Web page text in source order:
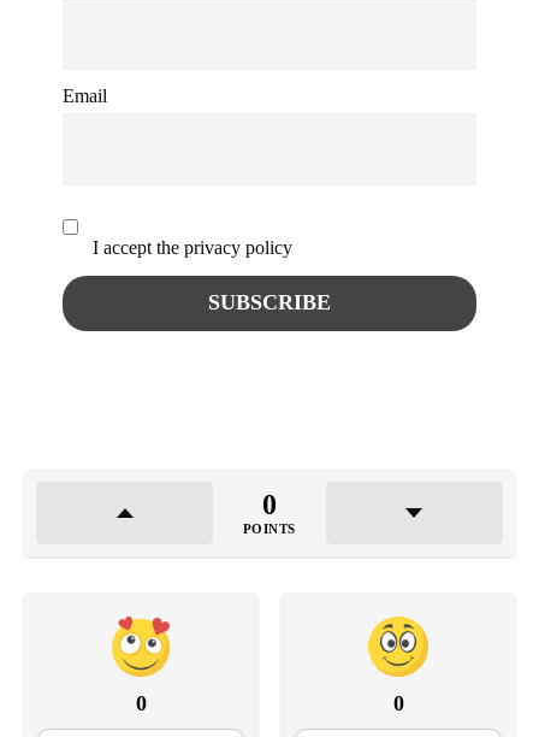
Email
I accept the privacy policy
0
POINTS
0 0